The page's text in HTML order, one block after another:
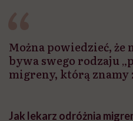
Można powiedzieć,
bywa swego rodzaju
migreny, którą znamy
Jak lekarz odróżnia